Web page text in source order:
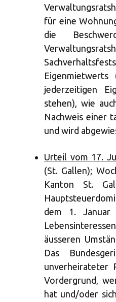
für eine
die
jederzeitigen
stehen), wie
Nachweis einer
und wird
Urteil vom 17.
(St. Gallen);
Kanton St.
dem 1. Januar
äusseren
Das
unverheirateter
Vordergrund,
hat und/oder